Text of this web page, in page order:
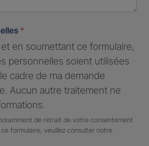
*
en soumettant ce formulaire,
personnelles soient utilisées
cadre de ma demande
Aucun autre traitement ne
de retrait de votre consentement
formulaire, veuillez consulter notre